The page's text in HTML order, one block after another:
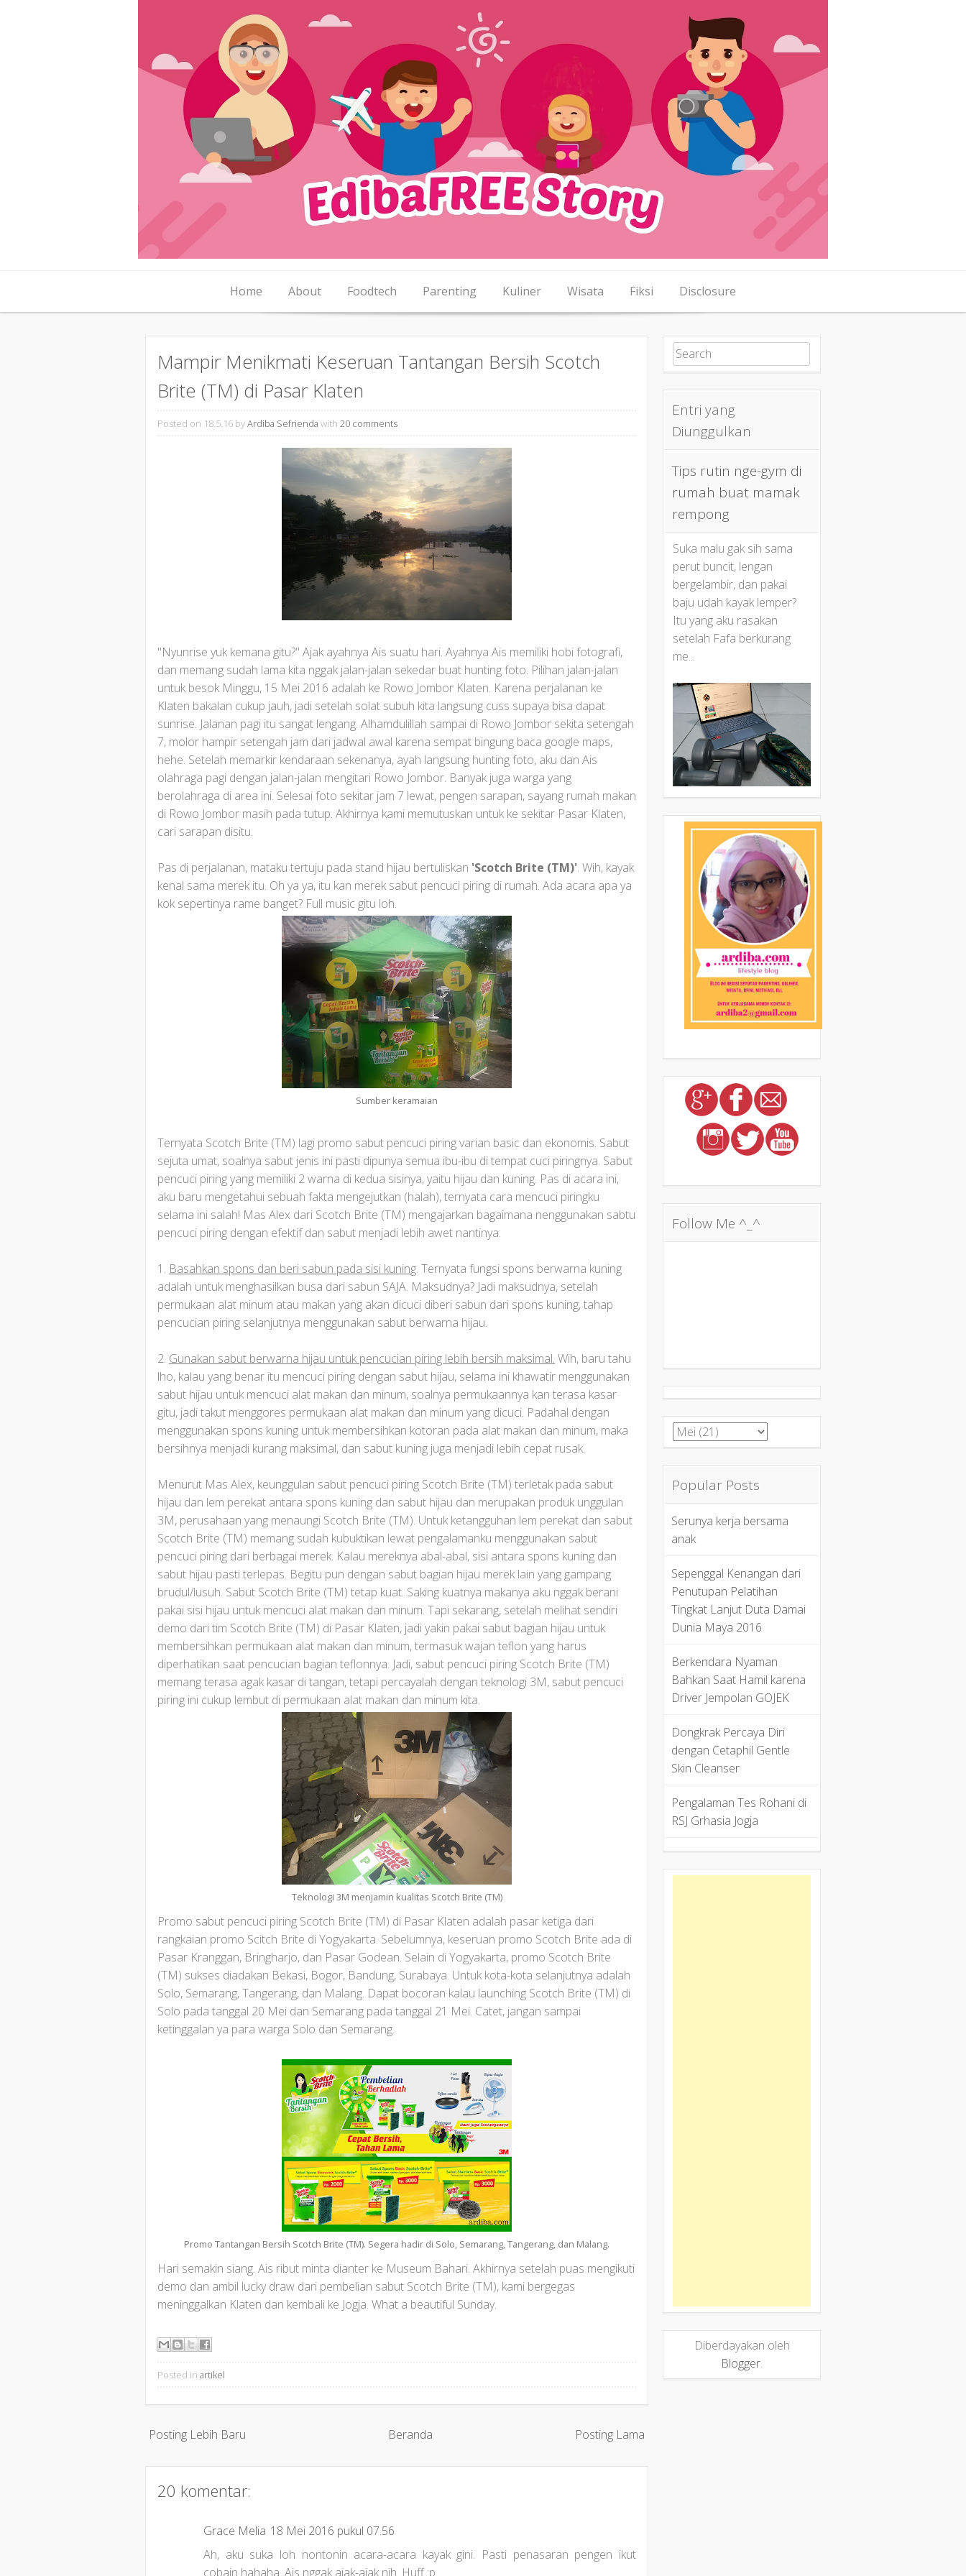
Home About Foodtech Parenting Kuliner Wisata Fiksi Disclosure
Mampir Menikmati Keseruan Tantangan Bersih Scotch
Brite (TM) di Pasar Klaten
Posted on 18.5.16 byArdiba Sefrienda with 20 comments
"Nyunrise yuk kemana gitu?" Ajak ayahnya Ais suatu hari. Ayahnya Ais memiliki hobi fotografi,
dan memang sudah lama kita nggak jalan-jalan sekedar buat hunting foto. Pilihan jalan-jalan
untuk besok Minggu, 15 Mei 2016 adalah ke Rowo Jombor Klaten. Karena perjalanan ke
Klaten bakalan cukup jauh, jadi setelah solat subuh kita langsung cuss supaya bisa dapat
sunrise. Jalanan pagi itu sangat lengang. Alhamdulillah sampai di Rowo Jombor sekita setengah
7, molor hampir setengah jam dari jadwal awal karena sempat bingung baca google maps,
hehe. Setelah memarkir kendaraan sekenanya, ayah langsung hunting foto, aku dan Ais
olahraga pagi dengan jalan-jalan mengitari Rowo Jombor. Banyak juga warga yang
berolahraga di area ini. Selesai foto sekitar jam 7 lewat, pengen sarapan, sayang rumah makan
di Rowo Jombor masih pada tutup. Akhirnya kami memutuskan untuk ke sekitar Pasar Klaten,
cari sarapan disitu.
Pas di perjalanan, mataku tertuju pada stand hijau bertuliskan 'Scotch Brite (TM)'. Wih, kayak
kenal sama merek itu. Oh ya ya, itu kan merek sabut pencuci piring di rumah. Ada acara apa ya
kok sepertinya rame banget? Full music gitu loh.
Sumber keramaian
Ternyata Scotch Brite (TM) lagi promo sabut pencuci piring varian basic dan ekonomis. Sabut
sejuta umat, soalnya sabut jenis ini pasti dipunya semua ibu-ibu di tempat cuci piringnya. Sabut
pencuci piring yang memiliki 2 warna di kedua sisinya, yaitu hijau dan kuning. Pas di acara ini,
aku baru mengetahui sebuah fakta mengejutkan (halah), ternyata cara mencuci piringku
selama ini salah! Mas Alex dari Scotch Brite (TM) mengajarkan bagaimana nenggunakan sabtu
pencuci piring dengan efektif dan sabut menjadi lebih awet nantinya:
1. Basahkan spons dan beri sabun pada sisi kuning. Ternyata fungsi spons berwarna kuning
adalah untuk menghasilkan busa dari sabun SAJA. Maksudnya? Jadi maksudnya, setelah
permukaan alat minum atau makan yang akan dicuci diberi sabun dari spons kuning, tahap
pencucian piring selanjutnya menggunakan sabut berwarna hijau.
2. Gunakan sabut berwarna hijau untuk pencucian piring lebih bersih maksimal. Wih, baru tahu
lho, kalau yang benar itu mencuci piring dengan sabut hijau, selama ini khawatir menggunakan
sabut hijau untuk mencuci alat makan dan minum, soalnya permukaannya kan terasa kasar
gitu, jadi takut menggores permukaan alat makan dan minum yang dicuci. Padahal dengan
menggunakan spons kuning untuk membersihkan kotoran pada alat makan dan minum, maka
bersihnya menjadi kurang maksimal, dan sabut kuning juga menjadi lebih cepat rusak.
Menurut Mas Alex, keunggulan sabut pencuci piring Scotch Brite (TM) terletak pada sabut
hijau dan lem perekat antara spons kuning dan sabut hijau dan merupakan produk unggulan
3M, perusahaan yang menaungi Scotch Brite (TM). Untuk ketangguhan lem perekat dan sabut
Scotch Brite (TM) memang sudah kubuktikan lewat pengalamanku menggunakan sabut
pencuci piring dari berbagai merek. Kalau mereknya abal-abal, sisi antara spons kuning dan
sabut hijau pasti terlepas. Begitu pun dengan sabut bagian hijau merek lain yang gampang
brudul/lusuh. Sabut Scotch Brite (TM) tetap kuat. Saking kuatnya makanya aku nggak berani
pakai sisi hijau untuk mencuci alat makan dan minum. Tapi sekarang, setelah melihat sendiri
demo dari tim Scotch Brite (TM) di Pasar Klaten, jadi yakin pakai sabut bagian hijau untuk
membersihkan permukaan alat makan dan minum, termasuk wajan teflon yang harus
diperhatikan saat pencucian bagian teflonnya. Jadi, sabut pencuci piring Scotch Brite (TM)
memang terasa agak kasar di tangan, tetapi percayalah dengan teknologi 3M, sabut pencuci
piring ini cukup lembut di permukaan alat makan dan minum kita.
Teknologi 3M menjamin kualitas Scotch Brite (TM)
Promo sabut pencuci piring Scotch Brite (TM) di Pasar Klaten adalah pasar ketiga dari
rangkaian promo Scitch Brite di Yogyakarta. Sebelumnya, keseruan promo Scotch Brite ada di
Pasar Kranggan, Bringharjo, dan Pasar Godean. Selain di Yogyakarta, promo Scotch Brite
(TM) sukses diadakan Bekasi, Bogor, Bandung, Surabaya. Untuk kota-kota selanjutnya adalah
Solo, Semarang, Tangerang, dan Malang. Dapat bocoran kalau launching Scotch Brite (TM) di
Solo pada tanggal 20 Mei dan Semarang pada tanggal 21 Mei. Catet, jangan sampai
ketinggalan ya para warga Solo dan Semarang.
Promo Tantangan Bersih Scotch Brite (TM). Segera hadir di Solo, Semarang, Tangerang, dan Malang.
Hari semakin siang. Ais ribut minta dianter ke Museum Bahari. Akhirnya setelah puas mengikuti
demo dan ambil lucky draw dari pembelian sabut Scotch Brite (TM), kami bergegas
meninggalkan Klaten dan kembali ke Jogja. What a beautiful Sunday.
Posted in artikel
Posting Lebih Baru Posting Lama
Beranda
20 komentar:
Grace Melia 18 Mei 2016 pukul 07.56
Ah, aku suka loh nontonin acara-acara kayak gini. Pasti penasaran pengen ikut
cobain hahaha. Ais nggak ajak-ajak nih. Huff :p
Search for:
Entri yang
Diunggulkan
Tips rutin nge-gym di
rumah buat mamak
rempong
Suka malu gak sih sama
perut buncit, lengan
bergelambir, dan pakai
baju udah kayak lemper?
Itu yang aku rasakan
setelah Fafa berkurang
me...
Follow Me ^_^
Popular Posts
Serunya kerja bersama
anak
Sepenggal Kenangan dari
Penutupan Pelatihan
Tingkat Lanjut Duta Damai
Dunia Maya 2016
Berkendara Nyaman
Bahkan Saat Hamil karena
Driver Jempolan GOJEK
Dongkrak Percaya Diri
dengan Cetaphil Gentle
Skin Cleanser
Pengalaman Tes Rohani di
RSJ Grhasia Jogja
Diberdayakan oleh
Blogger.